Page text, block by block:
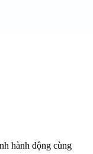
hành động cùng